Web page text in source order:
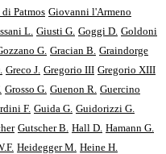
Patmos Giovanni l'Armeno
L. Giusti G. Goggi D. Goldoni
G. Gracian B. Graindorge
Greco J. Gregorio III Gregorio XIII
Grosso G. Guenon R. Guercino
F. Guida G. Guidorizzi G.
Gutscher B. Hall D. Hamann G.
Heidegger M. Heine H.